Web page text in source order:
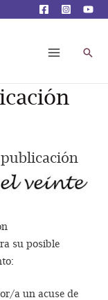
Menu
su posible
a un acuse de